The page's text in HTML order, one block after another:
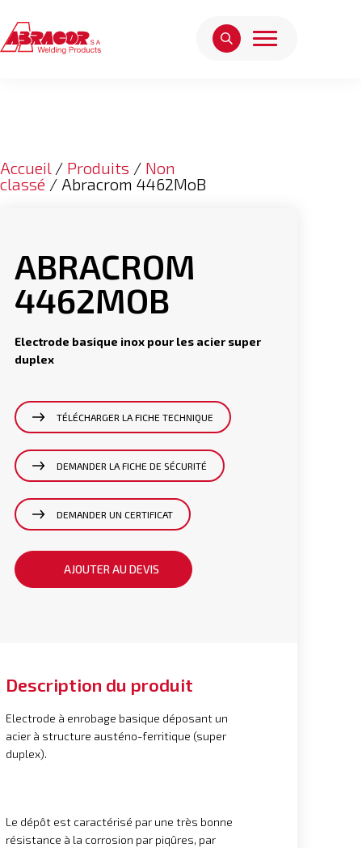
Accueil / Produits / Non
classé / Abracrom 4462MoB
ABRACROM
4462MOB
Electrode basique inox pour les acier super
duplex
TÉLÉCHARGER LA FICHE TECHNIQUE
DEMANDER LA FICHE DE SÉCURITÉ
DEMANDER UN CERTIFICAT
AJOUTER AU DEVIS
Description du produit
Electrode à enrobage basique déposant un
acier à structure austéno-ferritique (super
duplex).
Le dépôt est caractérisé par une très bonne
résistance à la corrosion par piqûres, par